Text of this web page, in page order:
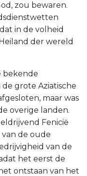
zou bewaren.
in de volheid
der wereld
bekende
grote Aziatische
maar was
overige landen.
Fenicië
de oude
van de
het eerst de
ontstaan van het